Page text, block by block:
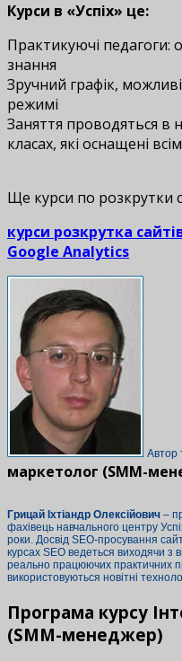
Курси в «Успіх» це:
Практикуючі педагоги:
знання
Зручний графік,
режимі
Заняття проводяться в
класах, які оснащені
Ще курси по розкрутки
курси розкрутка
Google Analytics
Автор
маркетолог (SMM-
Грицай Іхтіандр Олексійович –
фахівець навчального центру
роки. Досвід SEO-просування
курсах SEO ведеться виходячи з
реально працюючих практичних
використовуються новітні
Програма курсу
(SMM-менеджер)